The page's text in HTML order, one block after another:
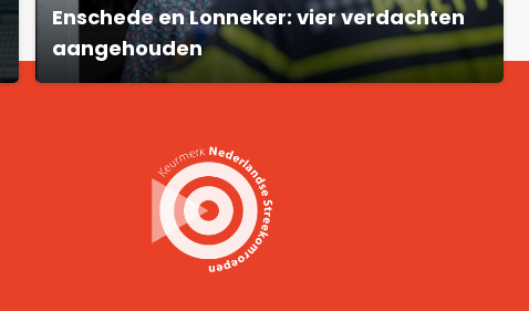
Enschede en Lonneker: vier verdachten
aangehouden